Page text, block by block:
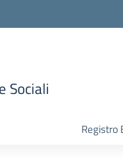
Sociali
Registro